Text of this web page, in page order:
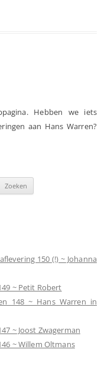
Hebben we iets
aan Hans Warren?
150 (!) ~ Johanna
~ Petit Robert
148 ~ Hans Warren in
~ Joost Zwagerman
~ Willem Oltmans